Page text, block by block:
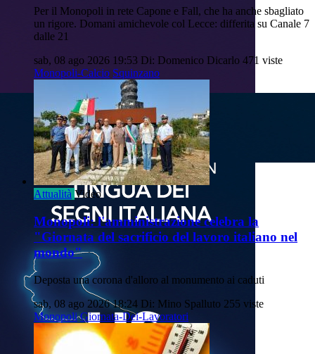
Per il Monopoli in rete Capone e Fall, che ha anche sbagliato
un rigore. Domani amichevole col Lecce: differita su Canale 7
dalle 21
sab, 08 ago 2026 19:53 Di: Domenico Dicarlo 471 viste
Monopoli-Calcio Squinzano
Attualità Video
Monopoli: l'amministrazione celebra la
"Giornata del sacrificio del lavoro italiano nel
mondo"
Deposta una corona d'alloro al monumento ai caduti
sab, 08 ago 2026 18:24 Di: Mino Spalluto 255 viste
Monopoli Giornata-Dei-Lavoratori